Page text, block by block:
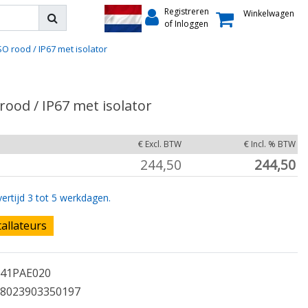
Registreren
of Inloggen
Winkelwagen
rood / IP67 met isolator
/ IP67 met isolator
€ Excl. BTW € Incl. % BTW
244,50 244,50
3 tot 5 werkdagen.
41PAE020
8023903350197